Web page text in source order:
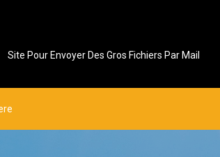
Site Pour Envoyer Des Gros Fichiers Par Mail